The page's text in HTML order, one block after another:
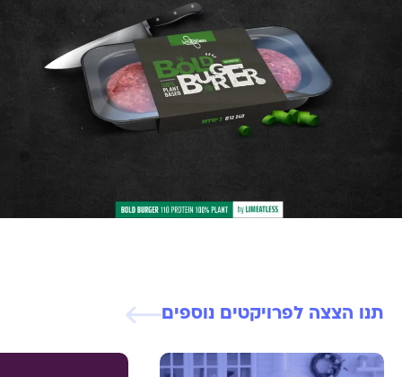
תנו הצצה לפרויקטים נוספים